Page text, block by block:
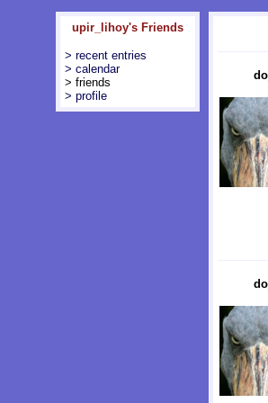
upir_lihoy's Friends
> recent entries
> calendar
> friends
> profile
do_
do_